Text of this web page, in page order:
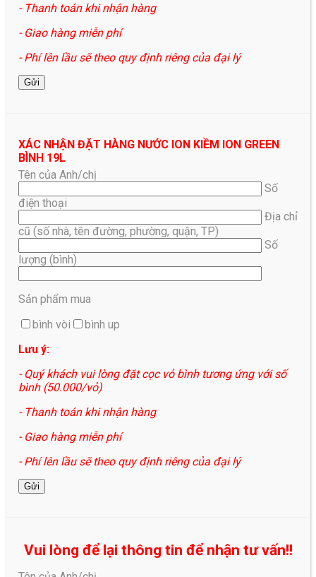
- Thanh toán khi nhận hàng
- Giao hàng miễn phí
- Phí lên lầu sẽ theo quy định riêng của đại lý
XÁC NHẬN ĐẶT HÀNG NƯỚC ION KIỀM ION GREEN
BÌNH 19L
Tên của Anh/chị
Số
điện thoại
Địa chỉ
cũ (số nhà, tên đường, phường, quận, TP)
Số
lượng (bình)
Sản phẩm mua
bình vòi
bình up
Lưu ý:
- Quý khách vui lòng đặt cọc vỏ bình tương ứng với số
bình (50.000/vỏ)
- Thanh toán khi nhận hàng
- Giao hàng miễn phí
- Phí lên lầu sẽ theo quy định riêng của đại lý
Vui lòng để lại thông tin để nhận tư vấn!!